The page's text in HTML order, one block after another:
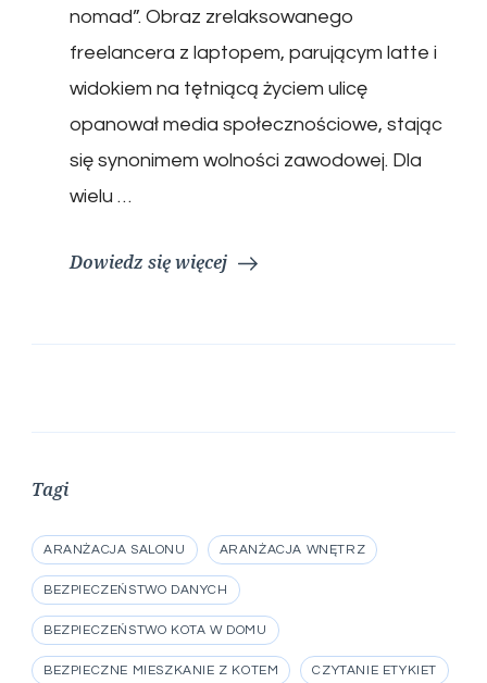
nomad”. Obraz zrelaksowanego
freelancera z laptopem, parującym latte i
widokiem na tętniącą życiem ulicę
opanował media społecznościowe, stając
się synonimem wolności zawodowej. Dla
wielu …
Dowiedz się więcej
Tagi
ARANŻACJA SALONU ARANŻACJA WNĘTRZ
BEZPIECZEŃSTWO DANYCH
BEZPIECZEŃSTWO KOTA W DOMU
BEZPIECZNE MIESZKANIE Z KOTEM CZYTANIE ETYKIET